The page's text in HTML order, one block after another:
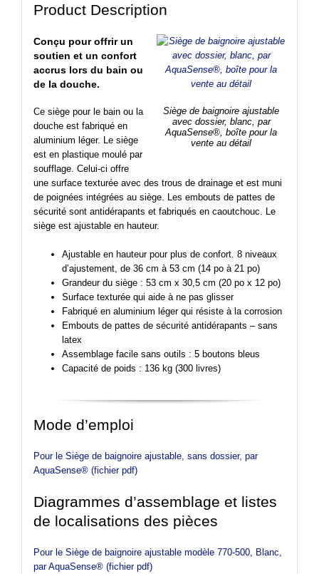
Product Description
Siège de baignoire ajustable
avec dossier, blanc, par
AquaSense®, boîte pour la
vente au détail
Conçu pour offrir un
soutien et un confort
accrus lors du bain ou
de la douche.
Ce siège pour le bain ou la
douche est fabriqué en
aluminium léger. Le siège
est en plastique moulé par
soufflage. Celui-ci offre
une surface texturée avec des trous de drainage et est muni
de poignées intégrées au siège. Les embouts de pattes de
sécurité sont antidérapants et fabriqués en caoutchouc. Le
siège est ajustable en hauteur.
Ajustable en hauteur pour plus de confort. 8 niveaux
d’ajustement, de 36 cm à 53 cm (14 po à 21 po)
Grandeur du siège : 53 cm x 30,5 cm (20 po x 12 po)
Surface texturée qui aide à ne pas glisser
Fabriqué en aluminium léger qui résiste à la corrosion
Embouts de pattes de sécurité antidérapants – sans
latex
Assemblage facile sans outils : 5 boutons bleus
Capacité de poids : 136 kg (300 livres)
Mode d’emploi
Pour le Siège de baignoire ajustable, sans dossier, par
AquaSense® (fichier pdf)
Diagrammes d’assemblage et listes
de localisations des pièces
Pour le Siège de baignoire ajustable modèle 770-500, Blanc,
par AquaSense® (fichier pdf)